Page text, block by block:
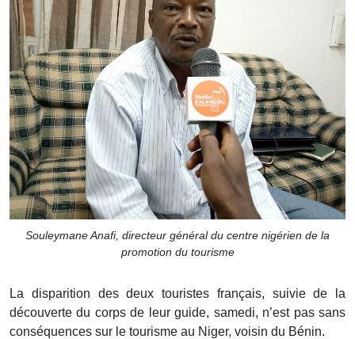
Souleymane Anafi, directeur général du centre nigérien de la
promotion du tourisme
La disparition des deux touristes français, suivie de la
découverte du corps de leur guide, samedi, n’est pas sans
conséquences sur le tourisme au Niger, voisin du Bénin.